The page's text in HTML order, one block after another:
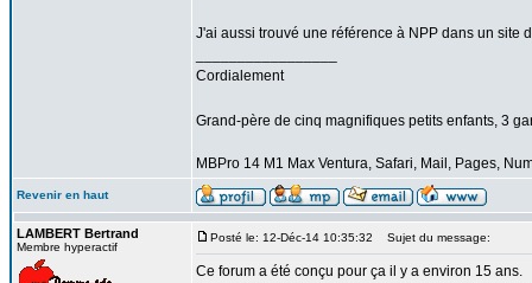
J'ai aussi trouvé une référence à NPP dans un site
Cordialement
Grand-père de cinq magnifiques petits enfants, 3
MBPro 14 M1 Max Ventura, Safari, Mail, Pages,
Revenir en haut
LAMBERT Bertrand
Membre hyperactif
Posté le: 12-Déc-14 10:35:32 Sujet du message:
Ce forum a été conçu pour ça il y a environ 15 ans.